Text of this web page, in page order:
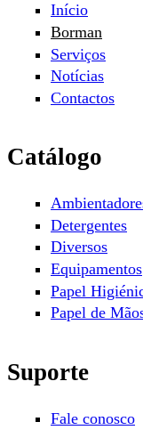
Início
Borman
Serviços
Notícias
Contactos
Catálogo
Detergentes
Diversos
Equipamentos
Papel
Papel de
Suporte
Fale conosco